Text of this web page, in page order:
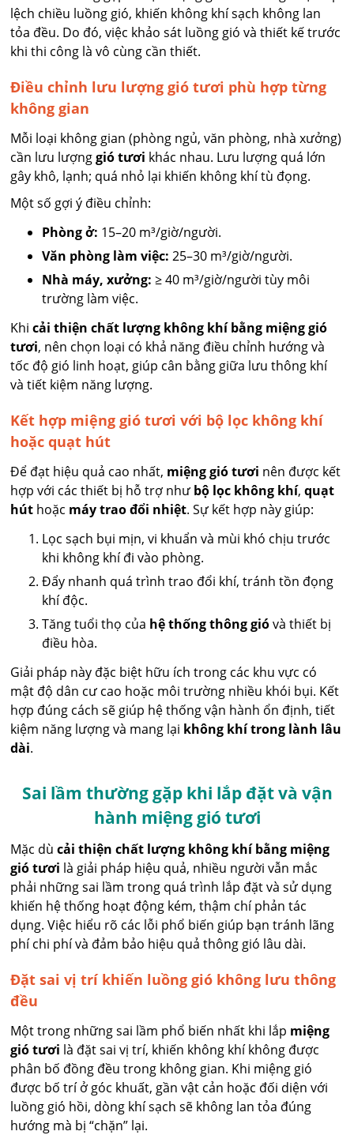
lệch chiều luồng gió, khiến không khí sạch không lan
tỏa đều. Do đó, việc khảo sát luồng gió và thiết kế trước
khi thi công là vô cùng cần thiết.
Điều chỉnh lưu lượng gió tươi phù hợp từng
không gian
Mỗi loại không gian (phòng ngủ, văn phòng, nhà xưởng)
cần lưu lượnggió tươi khác nhau. Lưu lượng quá lớn
gây khô, lạnh; quá nhỏ lại khiến không khí tù đọng.
Một số gợi ý điều chỉnh:
Phòng ở: 15–20 m³/giờ/người.
Văn phòng làm việc: 25–30 m³/giờ/người.
Nhà máy, xưởng: ≥ 40 m³/giờ/người tùy môi
trường làm việc.
Khicải thiện chất lượng không khí bằng miệng gió
tươi, nên chọn loại có khả năng điều chỉnh hướng và
tốc độ gió linh hoạt, giúp cân bằng giữa lưu thông khí
và tiết kiệm năng lượng.
Kết hợp miệng gió tươi với bộ lọc không khí
hoặc quạt hút
Để đạt hiệu quả cao nhất, miệng gió tươi nên được kết
hợp với các thiết bị hỗ trợ như bộ lọc không khí,quạt
hút hoặc máy trao đổi nhiệt. Sự kết hợp này giúp:
Lọc sạch bụi mịn, vi khuẩn và mùi khó chịu trước
khi không khí đi vào phòng.
Đẩy nhanh quá trình trao đổi khí, tránh tồn đọng
khí độc.
Tăng tuổi thọ của hệ thống thông gióvà thiết bị
điều hòa.
Giải pháp này đặc biệt hữu ích trong các khu vực có
mật độ dân cư cao hoặc môi trường nhiều khói bụi. Kết
hợp đúng cách sẽ giúp hệ thống vận hành ổn định, tiết
kiệm năng lượng và mang lại không khí trong lành lâu
dài.
Sai lầm thường gặp khi lắp đặt và vận
hành miệng gió tươi
Mặc dùcải thiện chất lượng không khí bằng miệng
gió tươi là giải pháp hiệu quả, nhiều người vẫn mắc
phải những sai lầm trong quá trình lắp đặt và sử dụng
khiến hệ thống hoạt động kém, thậm chí phản tác
dụng. Việc hiểu rõ các lỗi phổ biến giúp bạn tránh lãng
phí chi phí và đảm bảo hiệu quả thông gió lâu dài.
Đặt sai vị trí khiến luồng gió không lưu thông
đều
Một trong những sai lầm phổ biến nhất khi lắp miệng
gió tươi là đặt sai vị trí, khiến không khí không được
phân bố đồng đều trong không gian. Khi miệng gió
được bố trí ở góc khuất, gần vật cản hoặc đối diện với
luồng gió hồi, dòng khí sạch sẽ không lan tỏa đúng
hướng mà bị “chặn” lại.